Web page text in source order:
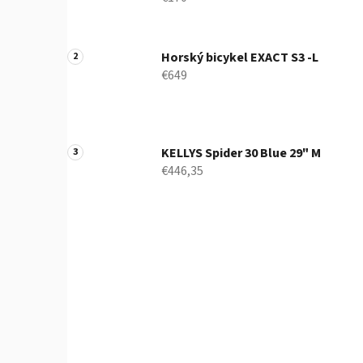
Horský bicykel EXACT S3 -L
€649
KELLYS Spider 30 Blue 29" M
€446,35